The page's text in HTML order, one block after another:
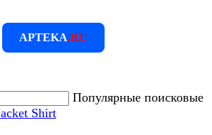
APTEKA.RU
Популярные поисковые
Shirt